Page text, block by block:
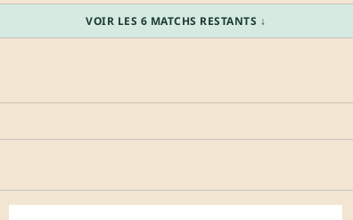
VOIR LES 6 MATCHS RESTANTS ↓